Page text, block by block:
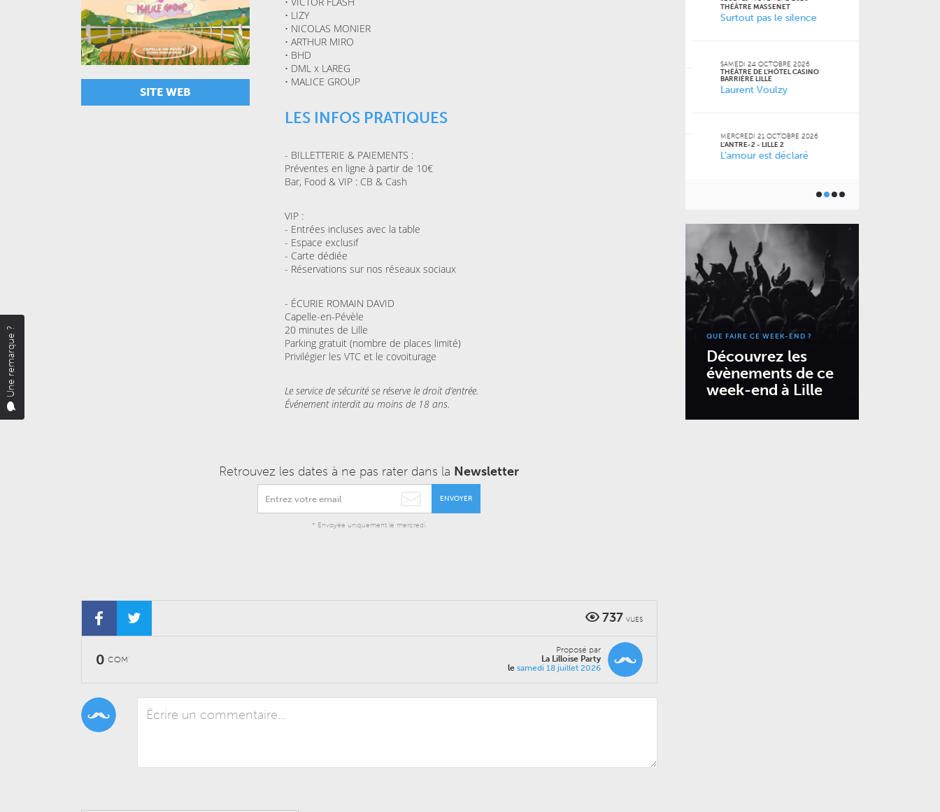
SITE WEB
• LIZY
• NICOLAS MONIER
• ARTHUR MIRO
• BHD
• DML x LAREG
• MALICE GROUP
LES INFOS PRATIQUES
- BILLETTERIE & PAIEMENTS :
Préventes en ligne à partir de 10€
Bar, Food & VIP : CB & Cash
VIP :
- Entrées incluses avec la table
- Espace exclusif
- Carte dédiée
- Réservations sur nos réseaux sociaux
- ÉCURIE ROMAIN DAVID
Capelle-en-Pévèle
20 minutes de Lille
️Parking gratuit (nombre de places limité)
Privilégier les VTC et le covoiturage
Le service de sécurité se réserve le droit d’entrée.
Événement interdit au moins de 18 ans.
Retrouvez les dates à ne pas rater dans la Newsletter
ENVOYER
* Envoyée uniquement le mercredi.
737 VUES
0 COM'
Proposé par
La Lilloise Party
le samedi 18 juillet 2026
FACULTÉ DES SCIENCES
JURIDIQUES, POLITIQUES ET
SOCIALES DE LILLE
Naz
VENDREDI 16 OCTOBRE 2026
m’a pas appris l’arabe ?
Spaghetti de la Cie Lolium
THÉÂTRE MASSENET
Surtout pas le silence
SAMEDI 24 OCTOBRE 2026
THÉÂTRE DE L'HÔTEL CASINO
BARRIÈRE LILLE
Laurent Voulzy
MERCREDI 21 OCTOBRE 2026
L'ANTRE-2 - LILLE 2
L’amour est déclaré
QUE FAIRE CE WEEK-END ?
Découvrez les
évènements de ce
week-end à Lille
Une remarque ?